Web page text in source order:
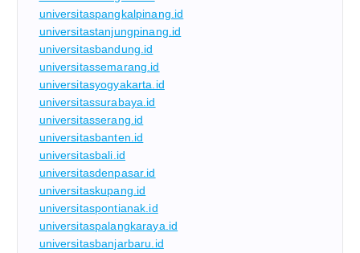
universitaspangkalpinang.id
universitastanjungpinang.id
universitasbandung.id
universitassemarang.id
universitasyogyakarta.id
universitassurabaya.id
universitasserang.id
universitasbanten.id
universitasbali.id
universitasdenpasar.id
universitaskupang.id
universitaspontianak.id
universitaspalangkaraya.id
universitasbanjarbaru.id